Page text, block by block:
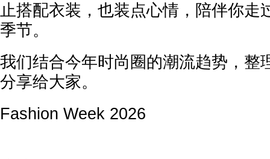
止搭配衣装，也装点心情，陪伴你走
季节。
我们结合今年时尚圈的潮流趋势，整
分享给大家。
Fashion Week 2026